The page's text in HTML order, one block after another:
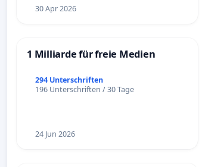
30 Apr 2026
1 Milliarde für freie Medien
294 Unterschriften
196 Unterschriften / 30 Tage
24 Jun 2026